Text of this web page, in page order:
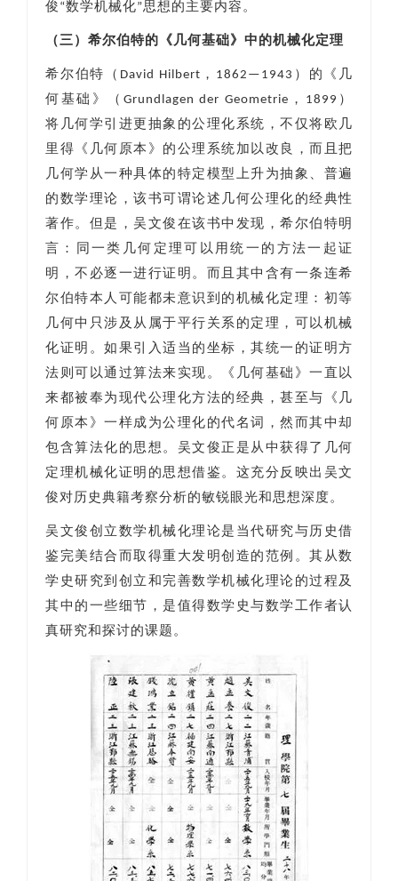
俊“数学机械化”思想的主要内容。
（三）希尔伯特的《几何基础》中的机械化定理
希尔伯特（David Hilbert，1862—1943）的《几
何基础》（Grundlagen der Geometrie，1899）
将几何学引进更抽象的公理化系统，不仅将欧几
里得《几何原本》的公理系统加以改良，而且把
几何学从一种具体的特定模型上升为抽象、普遍
的数学理论，该书可谓论述几何公理化的经典性
著作。但是，吴文俊在该书中发现，希尔伯特明
言：同一类几何定理可以用统一的方法一起证
明，不必逐一进行证明。而且其中含有一条连希
尔伯特本人可能都未意识到的机械化定理：初等
几何中只涉及从属于平行关系的定理，可以机械
化证明。如果引入适当的坐标，其统一的证明方
法则可以通过算法来实现。《几何基础》一直以
来都被奉为现代公理化方法的经典，甚至与《几
何原本》一样成为公理化的代名词，然而其中却
包含算法化的思想。吴文俊正是从中获得了几何
定理机械化证明的思想借鉴。这充分反映出吴文
俊对历史典籍考察分析的敏锐眼光和思想深度。
吴文俊创立数学机械化理论是当代研究与历史借
鉴完美结合而取得重大发明创造的范例。其从数
学史研究到创立和完善数学机械化理论的过程及
其中的一些细节，是值得数学史与数学工作者认
真研究和探讨的课题。